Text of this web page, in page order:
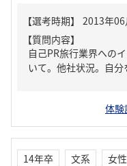
【質問内容】
自己PR旅行業界への
いて。他社状況。自分
体験
14年卒 文系
女性